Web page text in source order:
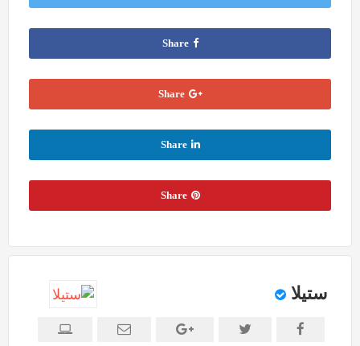
Share
Share
Share
Share
ستيلا